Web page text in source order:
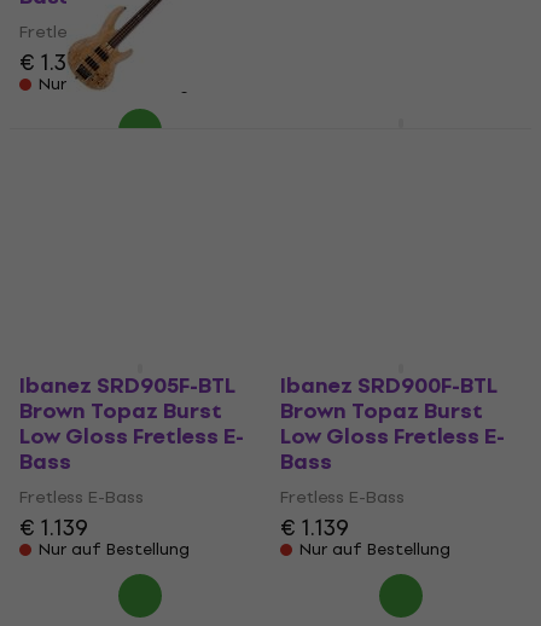
Fretless E-Bass
€ 1.369
Nur auf Bestellung
Ibanez SRD905F-BTL
Brown Topaz Burst
Low Gloss Fretless E-
Bass
Fretless E-Bass
€ 1.139
Nur auf Bestellung
Ibanez SRD900F-BTL
Brown Topaz Burst
Low Gloss Fretless E-
Bass
Fretless E-Bass
€ 1.139
Nur auf Bestellung